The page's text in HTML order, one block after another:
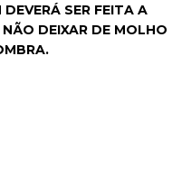
SER FEITA A
DEIXAR DE MOLHO